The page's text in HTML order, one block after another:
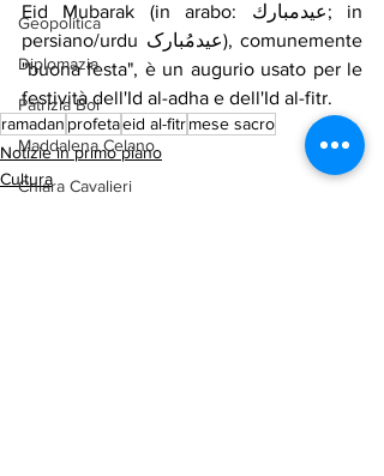
Geopolitica
Diplomazia
Patrizia Boi
Maddalena Celano
Chiara Cavalieri
Eid Mubarak (in arabo: عيدمبارك‎; in
persiano/urdu عیدمُبارک), comunemente
"buona festa", è un augurio usato per le
festività dell'Id al-adha e dell'Id al-fitr.
ramadan profetaeid al-fitrmese sacro
Notizie in primo piano
Cultura